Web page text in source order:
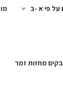
על פי א -ב
מחזות זמר